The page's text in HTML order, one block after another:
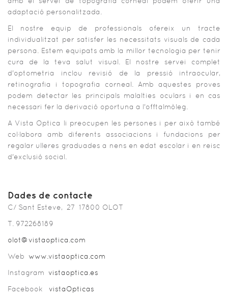
adaptació personalitzada.
El nostre equip de professionals ofereix un tracte
individualitzat per satisfer les necessitats visuals de cada
persona. Estem equipats amb la millor tecnologia per tenir
cura de la teva salut visual. El nostre servei complet
d'optometria inclou revisió de la pressió intraocular,
retinografia i topografia corneal. Amb aquestes proves
podem detectar les principals malalties oculars i en cas
necessari fer la derivació oportuna a l'offtalmòleg.
A Vista Optica li preocupen les persones i per això també
col·labora amb diferents associacions i fundacions per
regalar ulleres graduades a nens en edat escolar i en reisc
d'exclusió social.
Dades de contacte
C/ Sant Esteve, 27 17800 OLOT
T. 972268189
olot@vistaoptica.com
Web www.vistaoptica.com
Instagram vistaoptica.es
Facebook vistaOpticas